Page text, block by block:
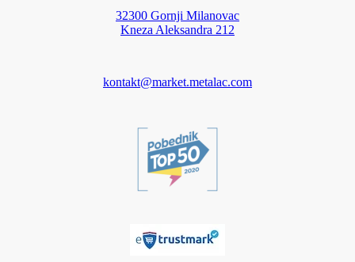
32300 Gornji Milanovac
Kneza Aleksandra 212
kontakt@market.metalac.com